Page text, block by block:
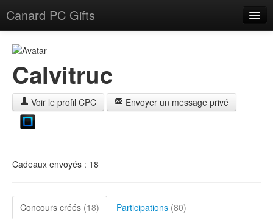
Canard PC Gifts
Connexion
Calvitruc
Voir le profil CPC Envoyer un message privé
Cadeaux envoyés : 18
Concours créés (18) Participations (80)